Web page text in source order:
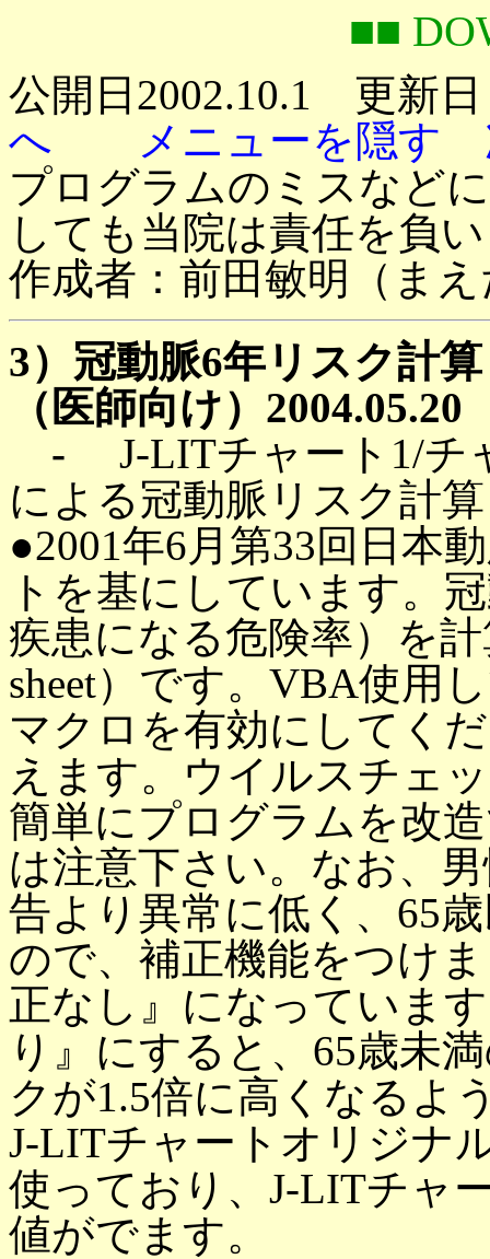
■■
公開日2002.10.1 更新
へ
メニューを隠す
プログラムのミスなど
しても当院は責任を負
作成者：前田敏明（ま
3）冠動脈6年リスク計
（医師向け）
- J-LITチャート1/チ
による冠動脈リスク計算
●2001年6月第33回日本
トを基にしています。
疾患になる危険率）を
sheet）です。VBA使用
マクロを有効にしてく
えます。ウイルスチェ
簡単にプログラムを改
は注意下さい。なお、
告より異常に低く、65
ので、補正機能をつけ
正なし』になっていま
り』にすると、65歳未
クが1.5倍に高くなるよ
J-LITチャートオリジナ
使っており、J-LITチャ
値がでます。